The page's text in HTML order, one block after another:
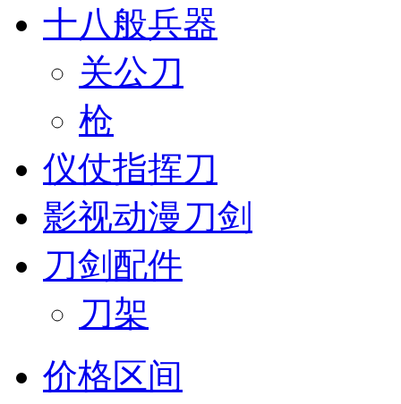
十八般兵器
关公刀
枪
仪仗指挥刀
影视动漫刀剑
刀剑配件
刀架
价格区间